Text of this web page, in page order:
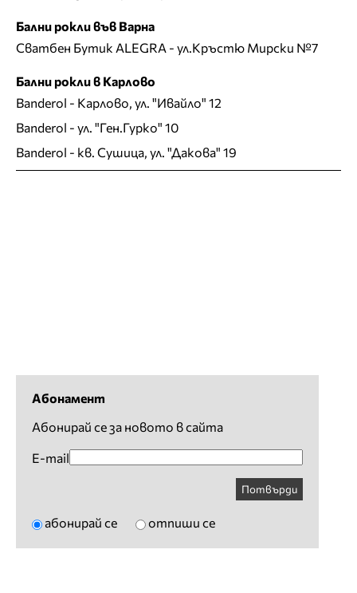
Бални рокли във Варна
Сватбен Бутик ALEGRA - ул.Кръстю Мирски №7
Бални рокли в Карлово
Banderol - Карлово, ул. "Ивайло" 12
Banderol - ул. "Ген.Гурко" 10
Banderol - кв. Сушица, ул. "Дакова" 19
Абонамент
Абонирай се за новото в сайта
E-mail
Потвърди
абонирай се отпиши се